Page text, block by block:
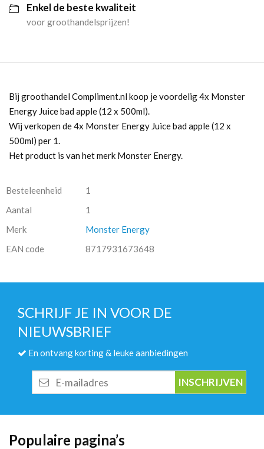
500ml)
Enkel de beste kwaliteit
voor groothandelsprijzen!
Bij groothandel Compliment.nl koop je voordelig 4x Monster
Energy Juice bad apple (12 x 500ml).
Wij verkopen de 4x Monster Energy Juice bad apple (12 x
500ml) per 1.
Het product is van het merk Monster Energy.
Besteleenheid
1
Aantal
1
Merk
Monster Energy
EAN code
8717931673648
SCHRIJF JE IN VOOR DE
NIEUWSBRIEF
En ontvang korting & leuke aanbiedingen
mailadres
Populaire pagina’s